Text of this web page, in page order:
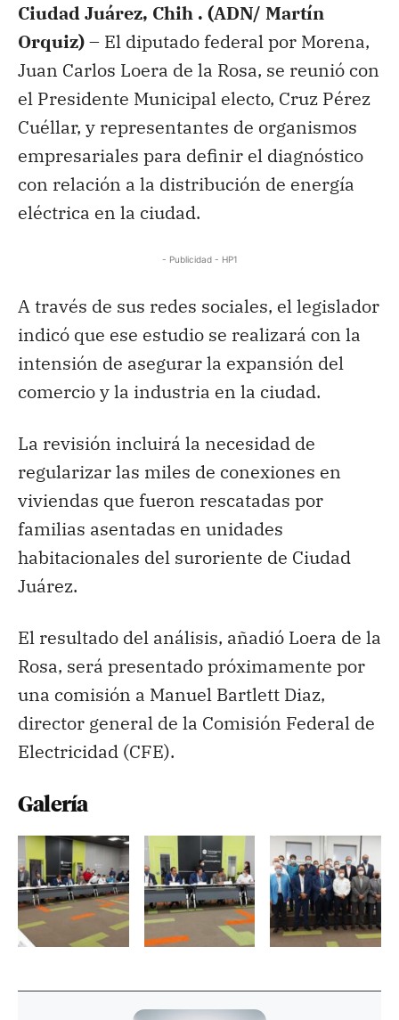
Ciudad Juárez, Chih . (ADN/ Martín
Orquiz) – El diputado federal por Morena,
Juan Carlos Loera de la Rosa, se reunió con
el Presidente Municipal electo, Cruz Pérez
Cuéllar, y representantes de organismos
empresariales para definir el diagnóstico
con relación a la distribución de energía
eléctrica en la ciudad.
- Publicidad - HP1
A través de sus redes sociales, el legislador
indicó que ese estudio se realizará con la
intensión de asegurar la expansión del
comercio y la industria en la ciudad.
La revisión incluirá la necesidad de
regularizar las miles de conexiones en
viviendas que fueron rescatadas por
familias asentadas en unidades
habitacionales del suroriente de Ciudad
Juárez.
El resultado del análisis, añadió Loera de la
Rosa, será presentado próximamente por
una comisión a Manuel Bartlett Diaz,
director general de la Comisión Federal de
Electricidad (CFE).
Galería